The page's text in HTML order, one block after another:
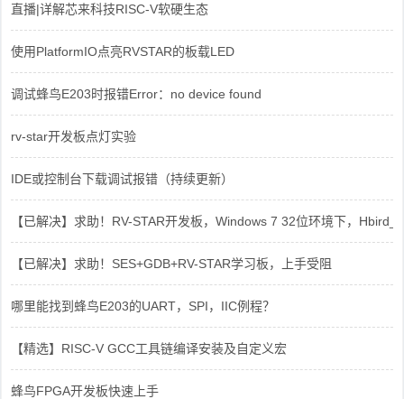
直播|详解芯来科技RISC-V软硬生态
使用PlatformIO点亮RVSTAR的板载LED
调试蜂鸟E203时报错Error：no device found
rv-star开发板点灯实验
IDE或控制台下载调试报错（持续更新）
【已解决】求助！RV-STAR开发板，Windows 7 32位环境下，
【已解决】求助！SES+GDB+RV-STAR学习板，上手受阻
哪里能找到蜂鸟E203的UART，SPI，IIC例程？
【精选】RISC-V GCC工具链编译安装及自定义宏
蜂鸟FPGA开发板快速上手